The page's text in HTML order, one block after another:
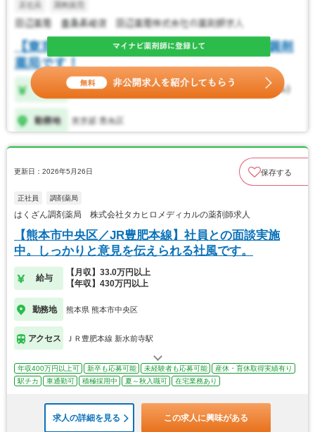
更新日：2026年5月26日 保存する
正社員 調剤薬局
はくざん調剤薬局 株式会社タカヒロメディカルの薬剤師求人
【熊本市中央区／JR豊肥本線】社員との面談実施
中。しっかりと意見を伝えられる社風です。
給与
【月収】33.0万円以上
【年収】430万円以上
勤務地 熊本県 熊本市中央区
アクセス ＪＲ豊肥本線 新水前寺駅
年収400万円以上可 新卒も応募可能 未経験者も応募可能
産休・育休取得実績有り
駅チカ
車通勤可 積極採用中 夏～秋入職可 在宅業務あり
求人の詳細を見る この求人に興味がある